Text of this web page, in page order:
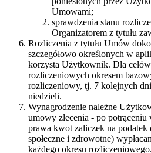
Umowami;
sprawdzenia stanu
Organizatorem z tytułu
Rozliczenia z tytułu Umów
szczegółowo określonych w
korzysta Użytkownik. Dla
rozliczeniowych okresem
rozliczeniowy, tj. 7 kolejnych
niedzieli.
Wynagrodzenie należne
umowy zlecenia - po potrąceniu
prawa kwot zaliczek na podatek
społeczne i zdrowotne)
każdego okresu rozliczeniowego.